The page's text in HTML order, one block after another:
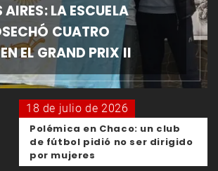
AIRES: LA ESCUELA
CUATRO
EL GRAND PRIX II
18 de julio de 2026
Polémica en Chaco: un club
de fútbol pidió no ser dirigido
por mujeres